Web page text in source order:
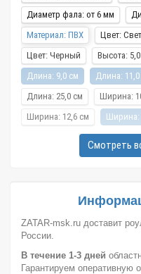
Диаметр фала: от 6 мм
Материал: ПВХ
Цвет:
Цвет: Черный
Высота:
Длина: 9,0 см
Длина:
Длина: 25,0 см
Ширина:
Ширина: 12,6 см
Ширина:
Ширина: 15,0 см
Вес: 0,2
Город:
Город: Москва
Город:
Город: Самара
Город:
Город: Нижний Новгород
Город: Волгоград
Город:
Смотреть
ZATAR-msk.ru доставит
России.
В течение 1-3 дней
Гарантируем оперативную